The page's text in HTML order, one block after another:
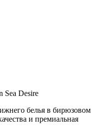
Sea Desire
белья в бирюзовом
и премиальная